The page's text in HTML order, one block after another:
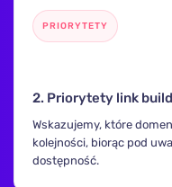
PRIORYTETY
2. Priorytety link
Wskazujemy, które
kolejności, biorąc pod
dostępność.